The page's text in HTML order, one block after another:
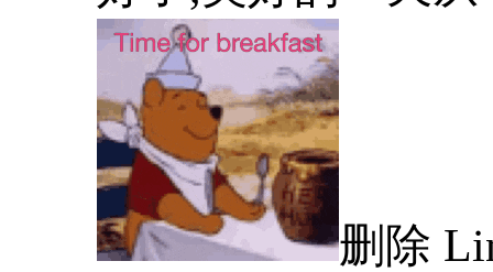
删除